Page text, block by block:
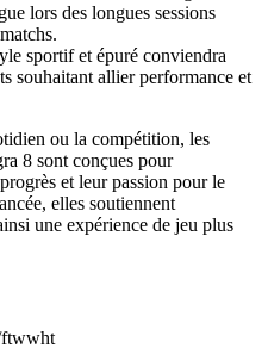
lors des longues sessions
sportif et épuré conviendra
souhaitant allier performance et
ou la compétition, les
8 sont conçues pour
et leur passion pour le
elles soutiennent
une expérience de jeu plus